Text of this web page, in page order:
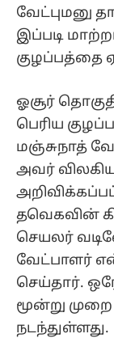
வேட்புமனு
இப்படி
குழப்பத்தை
ஓசூர்
பெரிய
மஞ்சுநாத்
அவர்
தவெகவின்
செயலர்
வேட்பாளர்
செய்தார்.
மூன்று
நடந்துள்ளது.